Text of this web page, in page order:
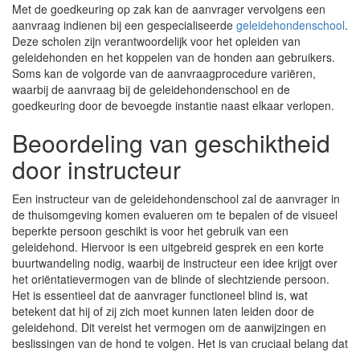
Met de goedkeuring op zak kan de aanvrager vervolgens een
aanvraag indienen bij een gespecialiseerde geleidehondenschool.
Deze scholen zijn verantwoordelijk voor het opleiden van
geleidehonden en het koppelen van de honden aan gebruikers.
Soms kan de volgorde van de aanvraagprocedure variëren,
waarbij de aanvraag bij de geleidehondenschool en de
goedkeuring door de bevoegde instantie naast elkaar verlopen.
Beoordeling van geschiktheid
door instructeur
Een instructeur van de geleidehondenschool zal de aanvrager in
de thuisomgeving komen evalueren om te bepalen of de visueel
beperkte persoon geschikt is voor het gebruik van een
geleidehond. Hiervoor is een uitgebreid gesprek en een korte
buurtwandeling nodig, waarbij de instructeur een idee krijgt over
het oriëntatievermogen van de blinde of slechtziende persoon.
Het is essentieel dat de aanvrager functioneel blind is, wat
betekent dat hij of zij zich moet kunnen laten leiden door de
geleidehond. Dit vereist het vermogen om de aanwijzingen en
beslissingen van de hond te volgen. Het is van cruciaal belang dat